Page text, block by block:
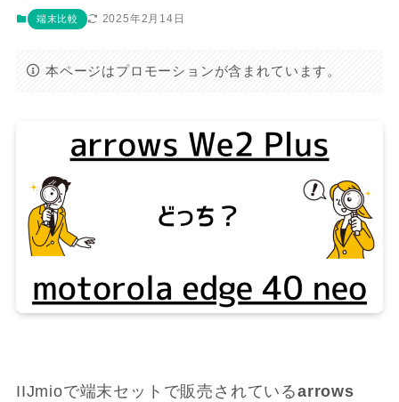
端末比較 2025年2月14日
本ページはプロモーションが含まれています。
IIJmioで端末セットで販売されているarrows